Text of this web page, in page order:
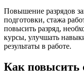
Повышение разрядов
подготовки, стажа
повысить разряд,
курсы, улучшать
результаты в работе.
Как повысить